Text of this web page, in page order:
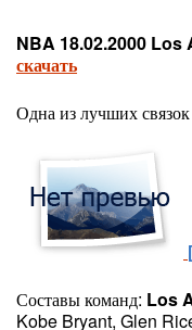
NBA 18.02.2000
скачать
Одна из лучших
Составы команд: Los
Kobe Bryant, Glen